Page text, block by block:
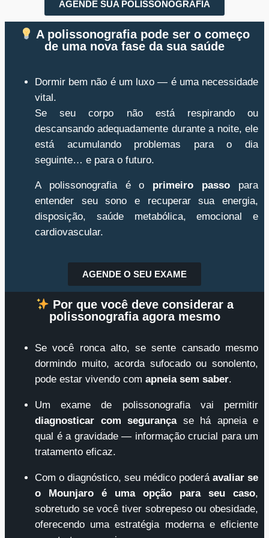
AGENDE SUA POLISSONOGRAFIA
A polissonografia pode ser o começo
de uma nova fase da sua saúde
Dormir bem não é um luxo — é uma necessidade
vital.
Se seu corpo não está respirando ou
descansando adequadamente durante a noite, ele
está acumulando problemas para o dia
seguinte… e para o futuro.
A polissonografia é o primeiro passo para
entender seu sono e recuperar sua energia,
disposição, saúde metabólica, emocional e
cardiovascular.
AGENDE O SEU EXAME
Por que você deve considerar a
polissonografia agora mesmo
Se você ronca alto, se sente cansado mesmo
dormindo muito, acorda sufocado ou sonolento,
pode estar vivendo com apneia sem saber.
Um exame de polissonografia vai permitir
diagnosticar com segurançase há apneia e
qual é a gravidade — informação crucial para um
tratamento eficaz.
Com o diagnóstico, seu médico poderá avaliar se
o Mounjaro é uma opção para seu caso,
sobretudo se você tiver sobrepeso ou obesidade,
oferecendo uma estratégia moderna e eficiente